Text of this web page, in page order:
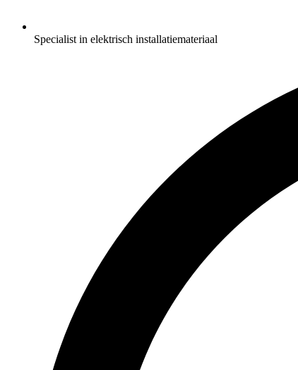
Specialist in elektrisch installatiemateriaal